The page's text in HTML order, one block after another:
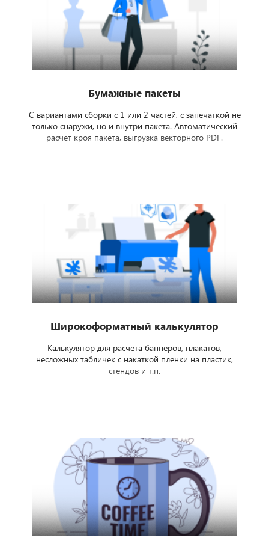
Бумажные пакеты
С вариантами сборки с 1 или 2 частей, с запечаткой не
только снаружи, но и внутри пакета. Автоматический
расчет кроя пакета, выгрузка векторного PDF.
Широкоформатный калькулятор
Калькулятор для расчета баннеров, плакатов,
несложных табличек с накаткой пленки на пластик,
стендов и т.п.